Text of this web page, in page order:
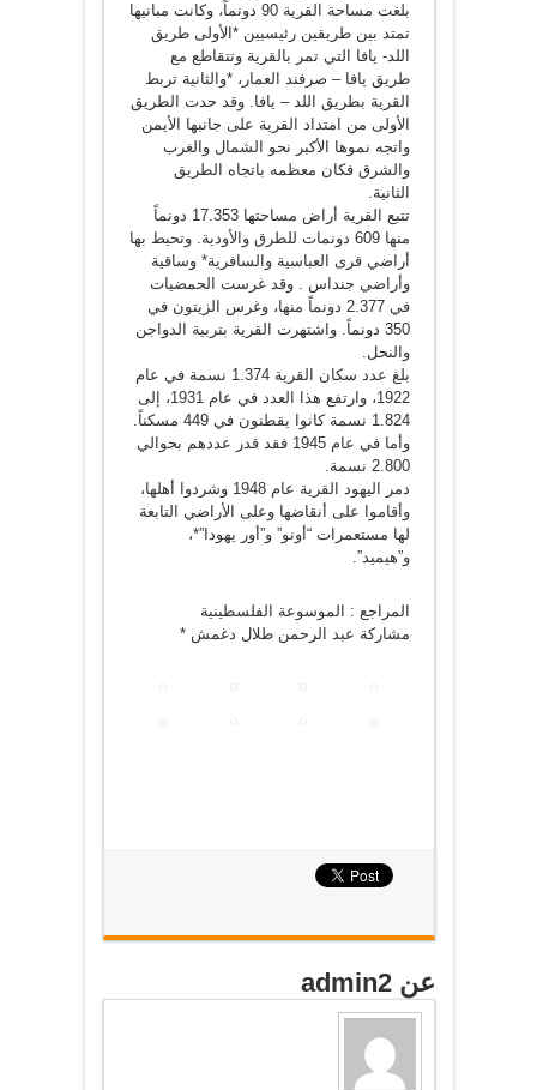
بلغت مساحة القرية 90 دونماً، وكانت مبانيها
تمتد بين طريقين رئيسيين *الأولى طريق
اللد- يافا التي تمر بالقرية وتتقاطع مع
طريق يافا – صرفند العمار، *والثانية تربط
القرية بطريق اللد – يافا. وقد حدت الطريق
الأولى من امتداد القرية على جانبها الأيمن
واتجه نموها الأكبر نحو الشمال والغرب
والشرق فكان معظمه باتجاه الطريق
الثانية.
تتبع القرية أراض مساحتها 17.353 دونماً
منها 609 دونمات للطرق والأودية. وتحيط بها
أراضي قرى العباسية والسافرية* وساقية
وأراضي جنداس . وقد غرست الحمضيات
في 2.377 دونماً منها، وغرس الزيتون في
350 دونماً. واشتهرت القرية بتربية الدواجن
والنحل.
بلغ عدد سكان القرية 1.374 نسمة في عام
1922، وارتفع هذا العدد في عام 1931، إلى
1.824 نسمة كانوا يقطنون في 449 مسكناً.
وأما في عام 1945 فقد قدر عددهم بحوالي
2.800 نسمة.
دمر اليهود القرية عام 1948 وشردوا أهلها،
وأقاموا على أنقاضها وعلى الأراضي التابعة
لها مستعمرات “أونو” و”أور يهودا”*،
و”هيميد”.
المراجع : الموسوعة الفلسطينية
مشاركة عبد الرحمن طلال دغمش *
عن admin2